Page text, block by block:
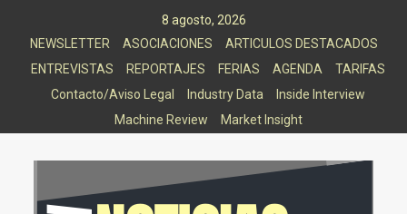
8 agosto, 2026
NEWSLETTER
ASOCIACIONES
ARTICULOS DESTACADOS
ENTREVISTAS
REPORTAJES FERIAS AGENDA
TARIFAS
Contacto/Aviso Legal
Industry Data
Inside Interview
Machine Review
Market Insight